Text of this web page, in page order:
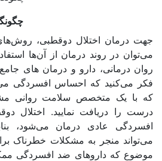
جهت درمان اختلال دوقطبی،
می‌توان در روند درمان از آن‌ها
روان درمانی، دارو و درمان های
فکر می‌کنید که احساس افسردگی
که با یک متخصص سلامت روانی
درست را دریافت نمایید. اختلال
افسردگی عادی درمان می‌شود،
می‌تواند منجر به مشکلات خطرناک
موضوع که داروهای ضد افسردگی